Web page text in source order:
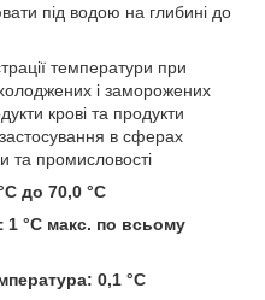
під водою на глибині до
температури при
і заморожених
крові та продукти
в сферах
та промисловості
до 70,0 °C
1 °C макс. по всьому
0,1 °C